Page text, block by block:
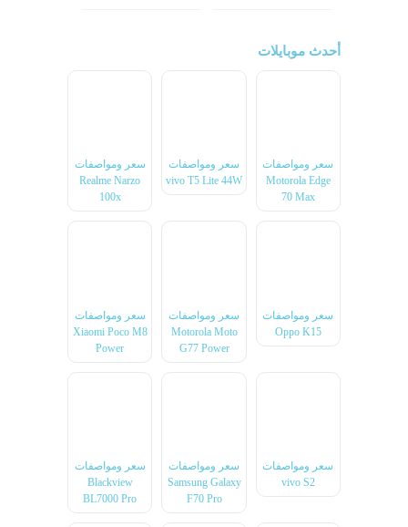
أحدث موبايلات
سعر ومواصفات
Motorola Edge
70 Max
سعر ومواصفات
vivo T5 Lite 44W
سعر ومواصفات
Realme Narzo
100x
سعر ومواصفات
Oppo K15
سعر ومواصفات
Motorola Moto
G77 Power
سعر ومواصفات
Xiaomi Poco M8
Power
سعر ومواصفات
vivo S2
سعر ومواصفات
Samsung Galaxy
F70 Pro
سعر ومواصفات
Blackview
BL7000 Pro